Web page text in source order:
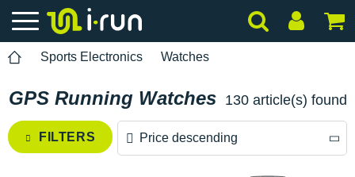
Sports Electronics Watches
GPS Running Watches 130 article(s) found
FILTERS Price descending